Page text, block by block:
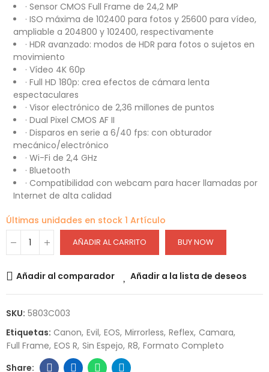
· Sensor CMOS Full Frame de 24,2 MP
· ISO máxima de 102400 para fotos y 25600 para vídeo,
ampliable a 204800 y 102400, respectivamente
· HDR avanzado: modos de HDR para fotos o sujetos en
movimiento
· Vídeo 4K 60p
· Full HD 180p: crea efectos de cámara lenta
espectaculares
· Visor electrónico de 2,36 millones de puntos
· Dual Pixel CMOS AF II
· Disparos en serie a 6/40 fps: con obturador
mecánico/electrónico
· Wi-Fi de 2,4 GHz
· Bluetooth
· Compatibilidad con webcam para hacer llamadas por
Internet de alta calidad
Últimas unidades en stock 1 Artículo
AÑADIR AL CARRITO BUY NOW
Añadir al comparador Añadir a la lista de deseos
SKU: 5803C003
Etiquetas: Canon Evil EOS Mirrorless Reflex Camara
Full Frame EOS R Sin Espejo R8 Formato Completo